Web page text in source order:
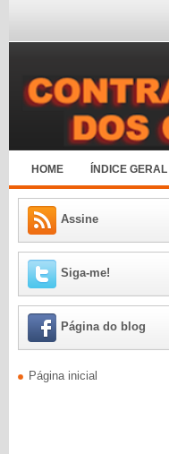
HOME ÍNDICE GERAL
Assine
Siga-me!
Página do blog
Página inicial